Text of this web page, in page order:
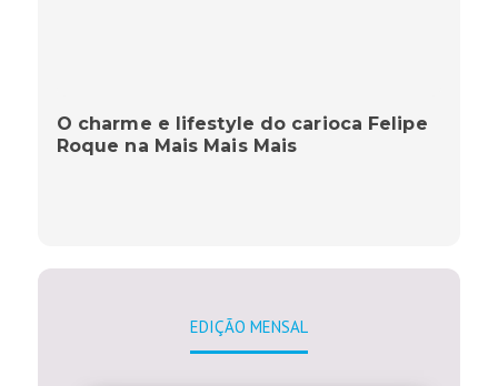
O charme e lifestyle do carioca Felipe
Roque na Mais Mais Mais
EDIÇÃO MENSAL